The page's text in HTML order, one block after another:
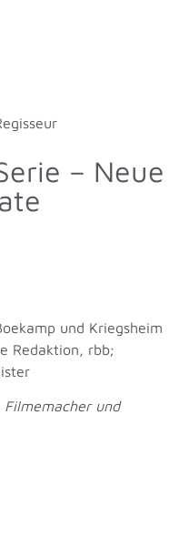
– Neue
und Kriegsheim
Redaktion, rbb;
und